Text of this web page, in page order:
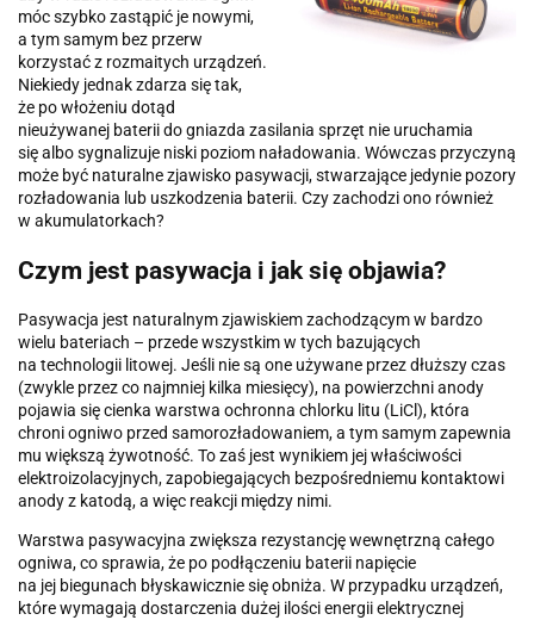
móc szybko zastąpić je nowymi,
a tym samym bez przerw
korzystać z rozmaitych urządzeń.
Niekiedy jednak zdarza się tak,
że po włożeniu dotąd
nieużywanej baterii do gniazda zasilania sprzęt nie uruchamia
się albo sygnalizuje niski poziom naładowania. Wówczas przyczyną
może być naturalne zjawisko pasywacji, stwarzające jedynie pozory
rozładowania lub uszkodzenia baterii. Czy zachodzi ono również
w akumulatorkach?
Czym jest pasywacja i jak się objawia?
Pasywacja jest naturalnym zjawiskiem zachodzącym w bardzo
wielu bateriach – przede wszystkim w tych bazujących
na technologii litowej. Jeśli nie są one używane przez dłuższy czas
(zwykle przez co najmniej kilka miesięcy), na powierzchni anody
pojawia się cienka warstwa ochronna chlorku litu (LiCl), która
chroni ogniwo przed samorozładowaniem, a tym samym zapewnia
mu większą żywotność. To zaś jest wynikiem jej właściwości
elektroizolacyjnych, zapobiegających bezpośredniemu kontaktowi
anody z katodą, a więc reakcji między nimi.
Warstwa pasywacyjna zwiększa rezystancję wewnętrzną całego
ogniwa, co sprawia, że po podłączeniu baterii napięcie
na jej biegunach błyskawicznie się obniża. W przypadku urządzeń,
które wymagają dostarczenia dużej ilości energii elektrycznej